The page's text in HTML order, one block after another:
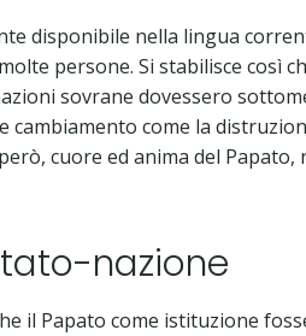
disponibile nella lingua
persone. Si stabilisce così
sovrane dovessero
come la
cuore ed anima del Papato,
nazione
il Papato come istituzione